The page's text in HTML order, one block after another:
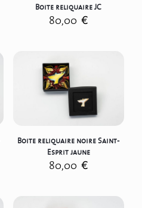
Boite reliquaire JC
80,00 €
Boite reliquaire noire Saint-
Esprit jaune
80,00 €